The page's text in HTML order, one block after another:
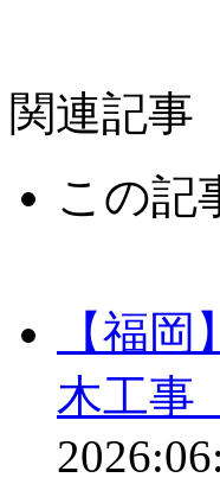
関連記事
この記
【福
木工